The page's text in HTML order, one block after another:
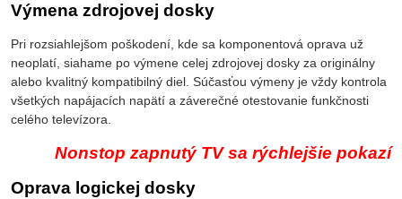
Výmena zdrojovej dosky
Pri rozsiahlejšom poškodení, kde sa komponentová oprava už
neoplatí, siahame po výmene celej zdrojovej dosky za originálny
alebo kvalitný kompatibilný diel. Súčasťou výmeny je vždy kontrola
všetkých napájacích napätí a záverečné otestovanie funkčnosti
celého televízora.
Nonstop zapnutý TV sa rýchlejšie pokazí
Oprava logickej dosky